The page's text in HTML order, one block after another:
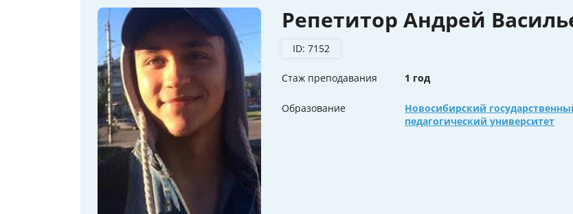
Репетитор Андрей
ID: 7152
Стаж преподавания 1 год
Образование
Новосибирский
педагогический университет